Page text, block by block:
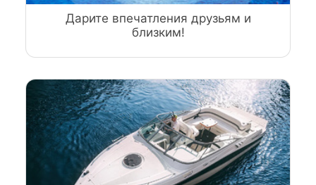
Дарите впечатления друзьям и
близким!